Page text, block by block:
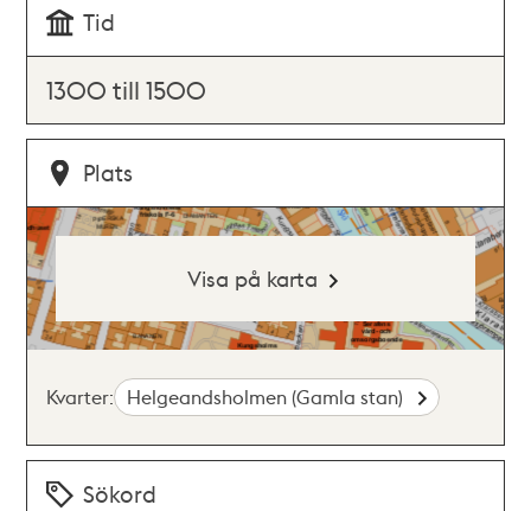
Tid
1300 till 1500
Plats
Visa på karta
Kvarter: Helgeandsholmen (Gamla stan)
Sökord